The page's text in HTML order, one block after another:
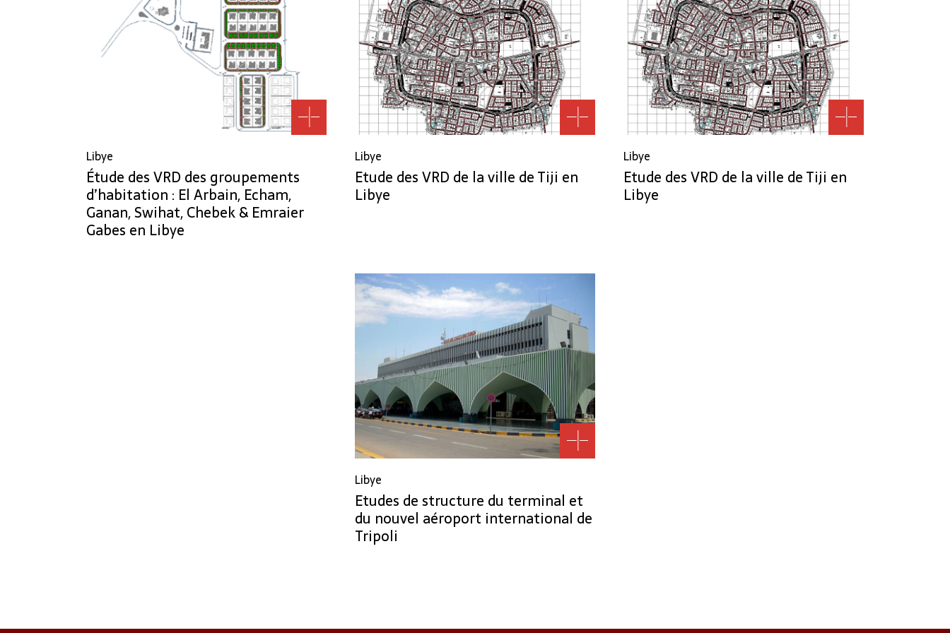
Libye
Étude des VRD des groupements
d’habitation : El Arbain, Echam,
Ganan, Swihat, Chebek & Emraier
Gabes en Libye
Libye
Etude des VRD de la ville de Tiji en
Libye
Libye
Etude des VRD de la ville de Tiji en
Libye
Libye
Etudes de structure du terminal et
du nouvel aéroport international de
Tripoli